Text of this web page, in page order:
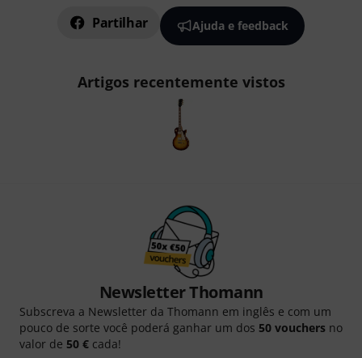
Partilhar Ajuda e feedback
Artigos recentemente vistos
Newsletter Thomann
Subscreva a Newsletter da Thomann em inglês e com um
pouco de sorte você poderá ganhar um dos 50 vouchers no
valor de 50 € cada!